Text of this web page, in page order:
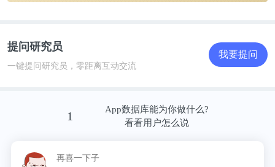
料、废木材等均属于典型的生物质资源，具备转化为
热能、电能、生物天然气等清洁能源的潜力。
提问研究员
一键提问研究员，零距离互动交流
我要提问
1
App数据库能为你做什么?
看看用户怎么说
再喜一下子